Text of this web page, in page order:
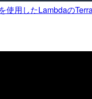
使用したLambdaの